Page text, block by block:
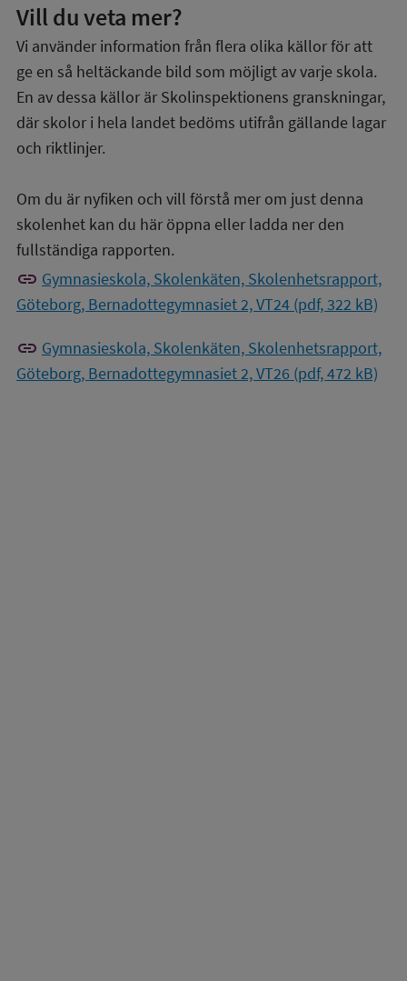
Vill du veta mer?
Vi använder information från flera olika källor för att
ge en så heltäckande bild som möjligt av varje skola.
En av dessa källor är Skolinspektionens granskningar,
där skolor i hela landet bedöms utifrån gällande lagar
och riktlinjer.
Om du är nyfiken och vill förstå mer om just denna
skolenhet kan du här öppna eller ladda ner den
fullständiga rapporten.
link Gymnasieskola, Skolenkäten, Skolenhetsrapport,
Göteborg, Bernadottegymnasiet 2, VT24 (pdf, 322 kB)
link Gymnasieskola, Skolenkäten, Skolenhetsrapport,
Göteborg, Bernadottegymnasiet 2, VT26 (pdf, 472 kB)